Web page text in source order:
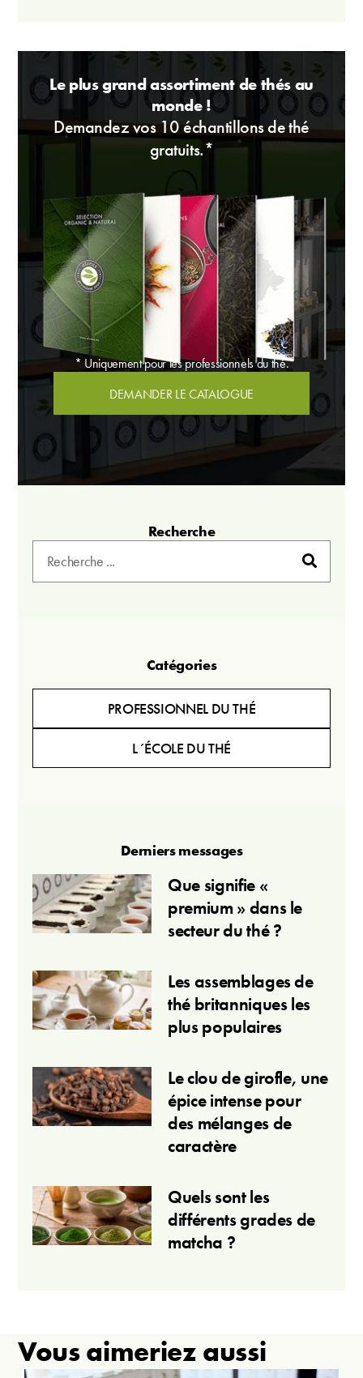
Le plus grand assortiment de thés au
monde !
Demandez vos 10 échantillons de thé
gratuits.*
* Uniquement pour les professionnels du thé.
DEMANDER LE CATALOGUE
Recherche
Catégories
PROFESSIONNEL DU THÉ
L´ÉCOLE DU THÉ
Derniers messages
Que signifie «
premium » dans le
secteur du thé ?
Les assemblages de
thé britanniques les
plus populaires
Le clou de girofle, une
épice intense pour
des mélanges de
caractère
Quels sont les
différents grades de
matcha ?
Vous aimeriez aussi